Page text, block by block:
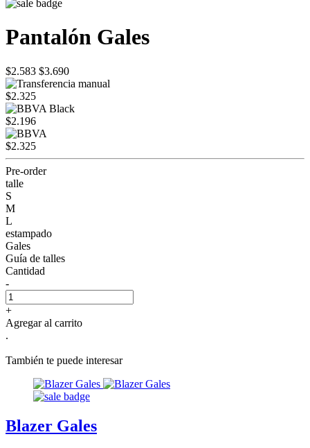
Pantalón Gales
$2.583 $3.690
$2.325
$2.196
$2.325
Pre-order
talle
S
M
L
estampado
Gales
Guía de talles
Cantidad
-
+
Agregar al carrito
.
También te puede interesar
Blazer Gales